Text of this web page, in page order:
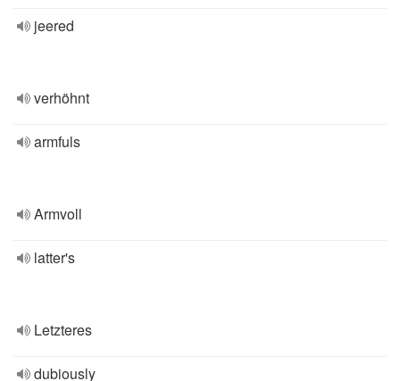
jeered
verhöhnt
armfuls
Armvoll
latter's
Letzteres
dubiously